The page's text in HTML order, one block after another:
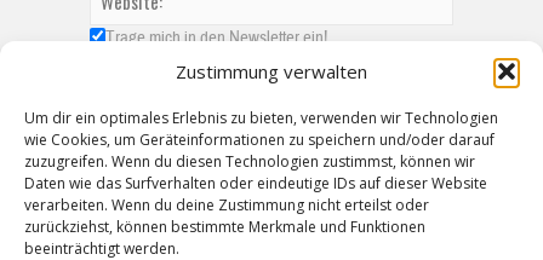
Zustimmung verwalten
Um dir ein optimales Erlebnis zu bieten, verwenden wir Technologien
wie Cookies, um Geräteinformationen zu speichern und/oder darauf
zuzugreifen. Wenn du diesen Technologien zustimmst, können wir
Daten wie das Surfverhalten oder eindeutige IDs auf dieser Website
verarbeiten. Wenn du deine Zustimmung nicht erteilst oder
zurückziehst, können bestimmte Merkmale und Funktionen
beeinträchtigt werden.
Trage mich in den Newsletter ein!